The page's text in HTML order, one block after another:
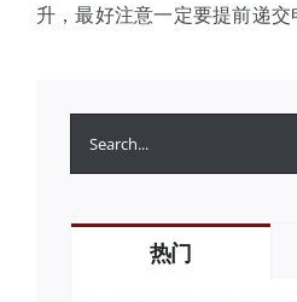
升，最好注意一定要提前递交
热门